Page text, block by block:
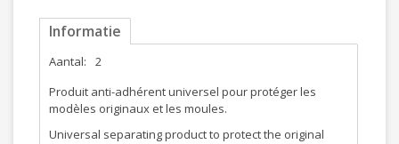
Informatie
Aantal:
2
Produit anti-adhérent universel pour protéger les
modèles originaux et les moules.
Universal separating product to protect the original